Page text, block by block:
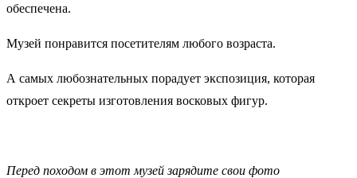
обеспечена.
Музей понравится посетителям любого возраста.
А самых любознательных порадует экспозиция, которая
откроет секреты изготовления восковых фигур.
Перед походом в этот музей зарядите свои фото